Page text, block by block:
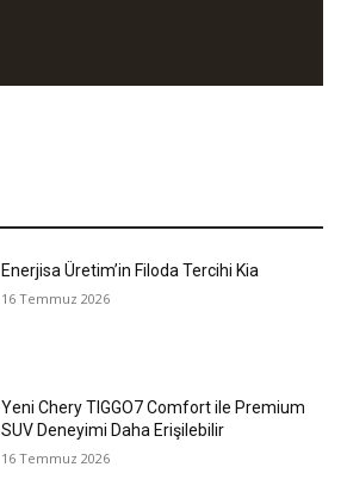
Enerjisa Üretim’in Filoda Tercihi Kia
16 Temmuz 2026
Yeni Chery TIGGO7 Comfort ile Premium
SUV Deneyimi Daha Erişilebilir
16 Temmuz 2026